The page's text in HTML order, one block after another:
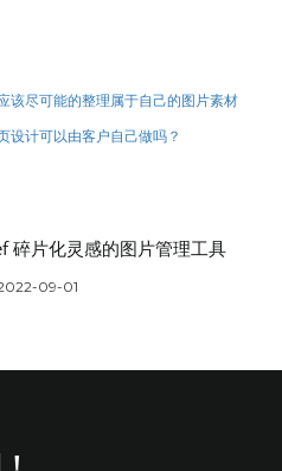
该尽可能的整理属于自己的图片素材
设计可以由客户自己做吗？
碎片化灵感的图片管理工具
09-01